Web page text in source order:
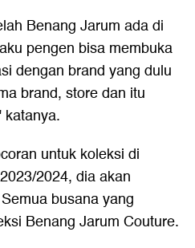
Benang Jarum ada di
pengen bisa membuka
dengan brand yang dulu
brand, store dan itu
untuk koleksi di
2024, dia akan
busana yang
Benang Jarum Couture.